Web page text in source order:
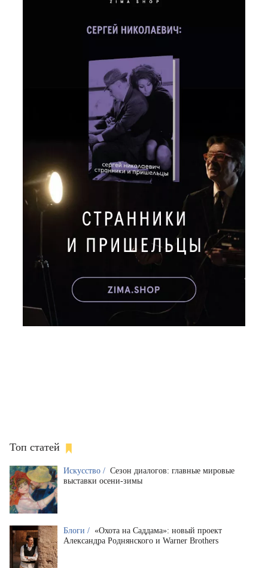
Топ статей
Искусство / Сезон диалогов: главные мировые
выставки осени-зимы
Блоги / «Охота на Саддама»: новый проект
Александра Роднянского и Warner Brothers